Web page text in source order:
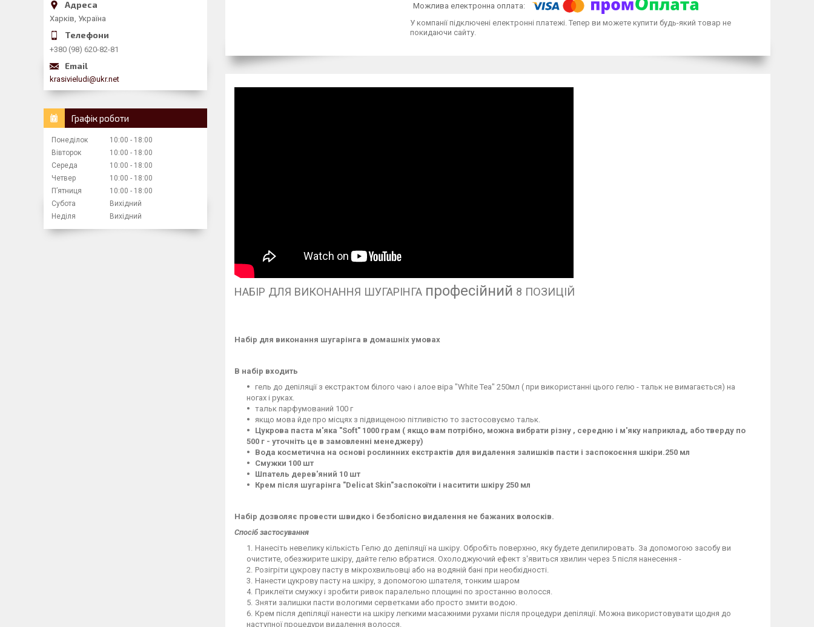
У компанії підключені електронні платежі. Тепер ви можете купити будь-який товар не
покидаючи сайту.
НАБІР ДЛЯ ВИКОНАННЯ ШУГАРІНГА професійний 8 ПОЗИЦІЙ
Набір для виконання шугарінга в домашніх умовах
В набір входить
гель до депіляції з екстрактом білого чаю і алое віра "White Tea" 250мл ( при використанні цього гелю - тальк не вимагається) на
ногах і руках.
тальк парфумований 100 г
якщо мова йде про місцях з підвищеною пітливістю то застосовуємо тальк.
Цукрова паста м'яка "Soft" 1000 грам ( якщо вам потрібно, можна вибрати різну , середню і м'яку наприклад, або тверду по
500 г - уточніть це в замовленні менеджеру)
Вода косметична на основі рослинних екстрактів для видалення залишків пасти і заспокоєння шкіри.250 мл
Смужки 100 шт
Шпатель дерев'яний 10 шт
Крем після шугарінга "Delicat Skin"заспокоїти і наситити шкіру 250 мл
Набір дозволяє провести швидко і безболісно видалення не бажаних волосків.
Спосіб застосування
Нанесіть невелику кількість Гелю до депіляції на шкіру. Обробіть поверхню, яку будете депилировать. За допомогою засобу ви
очистите, обезжирите шкіру, дайте гелю вбратися. Охолоджуючий ефект з'явиться хвилин через 5 після нанесення -
Розігріти цукрову пасту в мікрохвильовці або на водяній бані при необхідності.
Нанести цукрову пасту на шкіру, з допомогою шпателя, тонким шаром
Приклеїти смужку і зробити ривок паралельно площині по зростанню волосся.
Зняти залишки пасти вологими серветками або просто змити водою.
Крем після депіляції нанести на шкіру легкими масажними рухами після процедури депіляції. Можна використовувати щодня до
наступної процедури видалення волосся.
Харків, Україна
+380 (98) 620-82-81
krasivieludi@ukr.net
Графік роботи
Понеділок 10:00
18:00
Вівторок
10:00
18:00
Середа
10:00
18:00
Четвер
10:00
18:00
Пʼятниця
10:00
18:00
Субота
Вихідний
Неділя
Вихідний